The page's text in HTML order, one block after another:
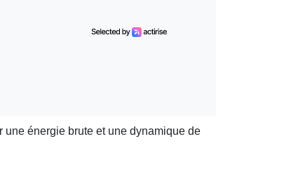
énergie brute et une dynamique de